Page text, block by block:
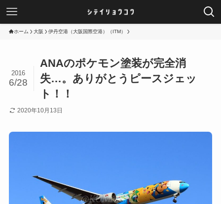
ホーム 大阪 伊丹空港（大阪国際空港）（ITM）
ANAのポケモン塗装が完全消
失…。ありがとうピースジェッ
ト！！
2016
6/28
2020年10月13日